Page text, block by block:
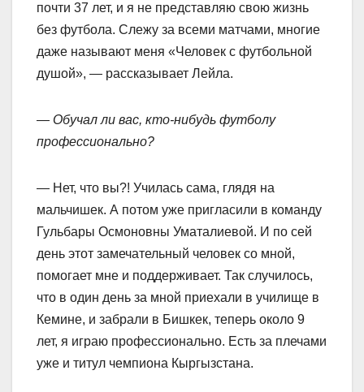
почти 37 лет, и я не представляю свою жизнь
без футбола. Слежу за всеми матчами, многие
даже называют меня «Человек с футбольной
душой», — рассказывает Лейла.
— Обучал ли вас, кто-нибудь футболу
профессионально?
— Нет, что вы?! Училась сама, глядя на
мальчишек. А потом уже пригласили в команду
Гульбары Осмоновны Уматалиевой. И по сей
день этот замечательный человек со мной,
помогает мне и поддерживает. Так случилось,
что в один день за мной приехали в училище в
Кемине, и забрали в Бишкек, теперь около 9
лет, я играю профессионально. Есть за плечами
уже и титул чемпиона Кыргызстана.